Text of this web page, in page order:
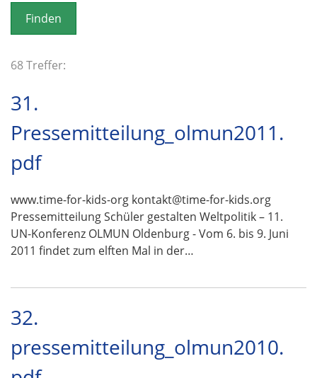
o
n
68 Treffer:
31.
Pressemitteilung_olmun2011.
pdf
www.time-for-kids-org kontakt@time-for-kids.org
Pressemitteilung Schüler gestalten Weltpolitik – 11.
UN-Konferenz OLMUN Oldenburg - Vom 6. bis 9. Juni
2011 findet zum elften Mal in der…
32.
pressemitteilung_olmun2010.